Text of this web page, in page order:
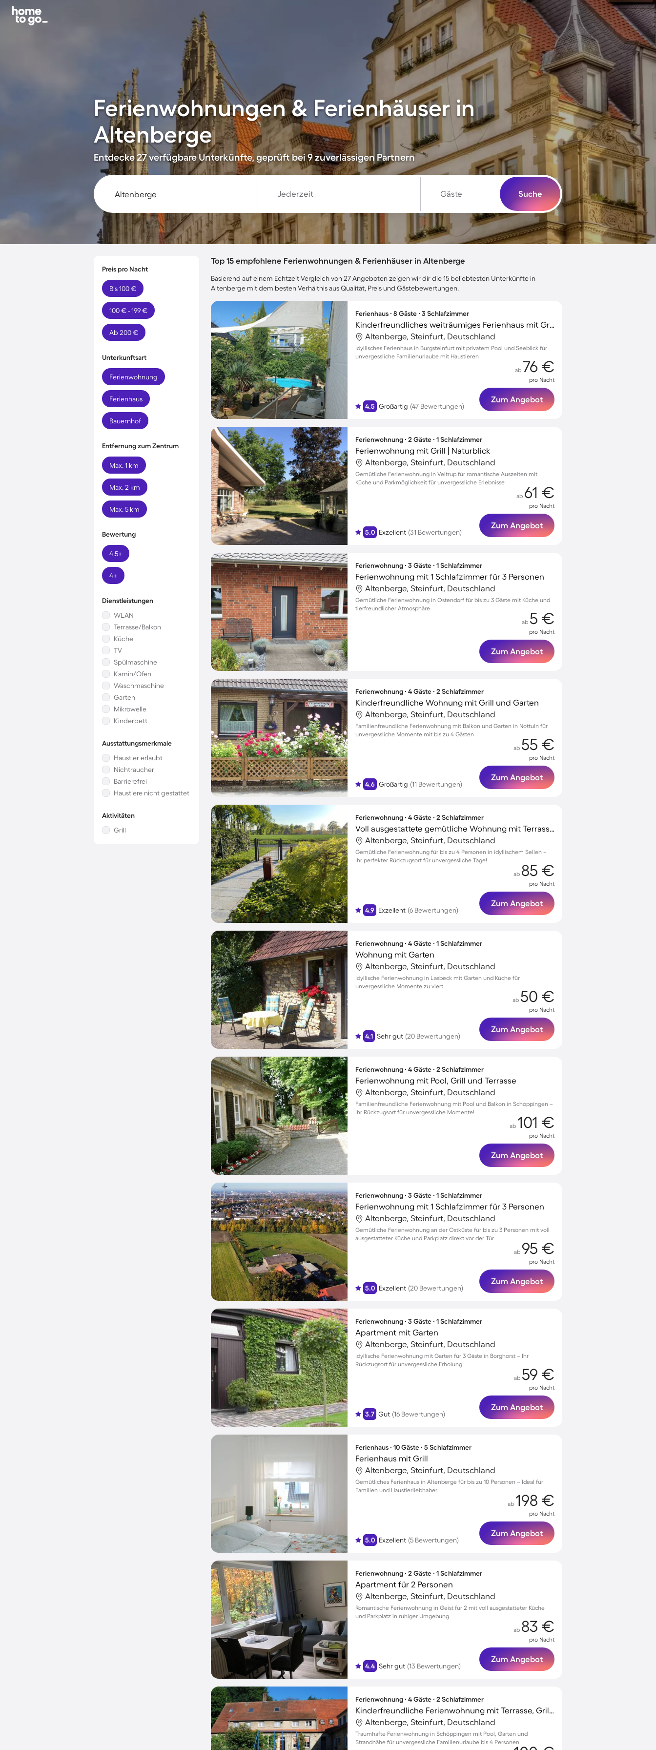
Ferienwohnungen & Ferienhäuser in
Altenberge
Entdecke 27 verfügbare Unterkünfte, geprüft bei 9 zuverlässigen Partnern
Jederzeit Gäste Suche
Preis pro Nacht
Bis 100 €
100 € - 199 €
Ab 200 €
Unterkunftsart
Ferienwohnung
Ferienhaus
Bauernhof
Entfernung zum Zentrum
Max. 1 km
Max. 2 km
Max. 5 km
Bewertung
4,5+
4+
Dienstleistungen
WLAN
Terrasse/Balkon
Küche
TV
Spülmaschine
Kamin/Ofen
Waschmaschine
Garten
Mikrowelle
Kinderbett
Ausstattungsmerkmale
Haustier erlaubt
Nichtraucher
Barrierefrei
Haustiere nicht gestattet
Aktivitäten
Grill
Top 15 empfohlene Ferienwohnungen & Ferienhäuser in Altenberge
Basierend auf einem Echtzeit-Vergleich von 27 Angeboten zeigen wir dir die 15 beliebtesten Unterkünfte in
Altenberge mit dem besten Verhältnis aus Qualität, Preis und Gästebewertungen.
Ferienhaus ∙ 8 Gäste ∙ 3 Schlafzimmer
Kinderfreundliches weiträumiges Ferienhaus mit Grill, Garten und privatem Pool | Stadtblick | Perfekt für die Arbeit von Zuhause | Haustiere sind willkommen
Altenberge, Steinfurt, Deutschland
Idyllisches Ferienhaus in Burgsteinfurt mit privatem Pool und Seeblick für
unvergessliche Familienurlaube mit Haustieren
4.5 Großartig (47 Bewertungen)
ab 76 €
pro Nacht
Zum Angebot
Ferienwohnung ∙ 2 Gäste ∙ 1 Schlafzimmer
Ferienwohnung mit Grill | Naturblick
Altenberge, Steinfurt, Deutschland
Gemütliche Ferienwohnung in Veltrup für romantische Auszeiten mit
Küche und Parkmöglichkeit für unvergessliche Erlebnisse
5.0 Exzellent (31 Bewertungen)
ab 61 €
pro Nacht
Zum Angebot
Ferienwohnung ∙ 3 Gäste ∙ 1 Schlafzimmer
Ferienwohnung mit 1 Schlafzimmer für 3 Personen
Altenberge, Steinfurt, Deutschland
Gemütliche Ferienwohnung in Ostendorf für bis zu 3 Gäste mit Küche und
tierfreundlicher Atmosphäre
ab 5 €
pro Nacht
Zum Angebot
Ferienwohnung ∙ 4 Gäste ∙ 2 Schlafzimmer
Kinderfreundliche Wohnung mit Grill und Garten
Altenberge, Steinfurt, Deutschland
Familienfreundliche Ferienwohnung mit Balkon und Garten in Nottuln für
unvergessliche Momente mit bis zu 4 Gästen
4.6 Großartig (11 Bewertungen)
ab 55 €
pro Nacht
Zum Angebot
Ferienwohnung ∙ 4 Gäste ∙ 2 Schlafzimmer
Voll ausgestattete gemütliche Wohnung mit Terrasse, Garten und Grill | Gartenblick
Altenberge, Steinfurt, Deutschland
Gemütliche Ferienwohnung für bis zu 4 Personen in idyllischem Sellen –
Ihr perfekter Rückzugsort für unvergessliche Tage!
4.9 Exzellent (6 Bewertungen)
ab 85 €
pro Nacht
Zum Angebot
Ferienwohnung ∙ 4 Gäste ∙ 1 Schlafzimmer
Wohnung mit Garten
Altenberge, Steinfurt, Deutschland
Idyllische Ferienwohnung in Lasbeck mit Garten und Küche für
unvergessliche Momente zu viert
4.1 Sehr gut (20 Bewertungen)
ab 50 €
pro Nacht
Zum Angebot
Ferienwohnung ∙ 4 Gäste ∙ 2 Schlafzimmer
Ferienwohnung mit Pool, Grill und Terrasse
Altenberge, Steinfurt, Deutschland
Familienfreundliche Ferienwohnung mit Pool und Balkon in Schöppingen –
Ihr Rückzugsort für unvergessliche Momente!
ab 101 €
pro Nacht
Zum Angebot
Ferienwohnung ∙ 3 Gäste ∙ 1 Schlafzimmer
Ferienwohnung mit 1 Schlafzimmer für 3 Personen
Altenberge, Steinfurt, Deutschland
Gemütliche Ferienwohnung an der Ostküste für bis zu 3 Personen mit voll
ausgestatteter Küche und Parkplatz direkt vor der Tür
5.0 Exzellent (20 Bewertungen)
ab 95 €
pro Nacht
Zum Angebot
Ferienwohnung ∙ 3 Gäste ∙ 1 Schlafzimmer
Apartment mit Garten
Altenberge, Steinfurt, Deutschland
Idyllische Ferienwohnung mit Garten für 3 Gäste in Borghorst – Ihr
Rückzugsort für unvergessliche Erholung
3.7 Gut (16 Bewertungen)
ab 59 €
pro Nacht
Zum Angebot
Ferienhaus ∙ 10 Gäste ∙ 5 Schlafzimmer
Ferienhaus mit Grill
Altenberge, Steinfurt, Deutschland
Gemütliches Ferienhaus in Altenberge für bis zu 10 Personen – Ideal für
Familien und Haustierliebhaber
5.0 Exzellent (5 Bewertungen)
ab 198 €
pro Nacht
Zum Angebot
Ferienwohnung ∙ 2 Gäste ∙ 1 Schlafzimmer
Apartment für 2 Personen
Altenberge, Steinfurt, Deutschland
Romantische Ferienwohnung in Geist für 2 mit voll ausgestatteter Küche
und Parkplatz in ruhiger Umgebung
4.4 Sehr gut (13 Bewertungen)
ab 83 €
pro Nacht
Zum Angebot
Ferienwohnung ∙ 4 Gäste ∙ 2 Schlafzimmer
Kinderfreundliche Ferienwohnung mit Terrasse, Grill und Pool
Altenberge, Steinfurt, Deutschland
Traumhafte Ferienwohnung in Schöppingen mit Pool, Garten und
Strandnähe für unvergessliche Familienurlaube bis 4 Personen